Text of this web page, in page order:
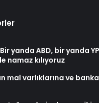
yanda ABD, bir yanda
namaz kılıyoruz
mal varlıklarına ve